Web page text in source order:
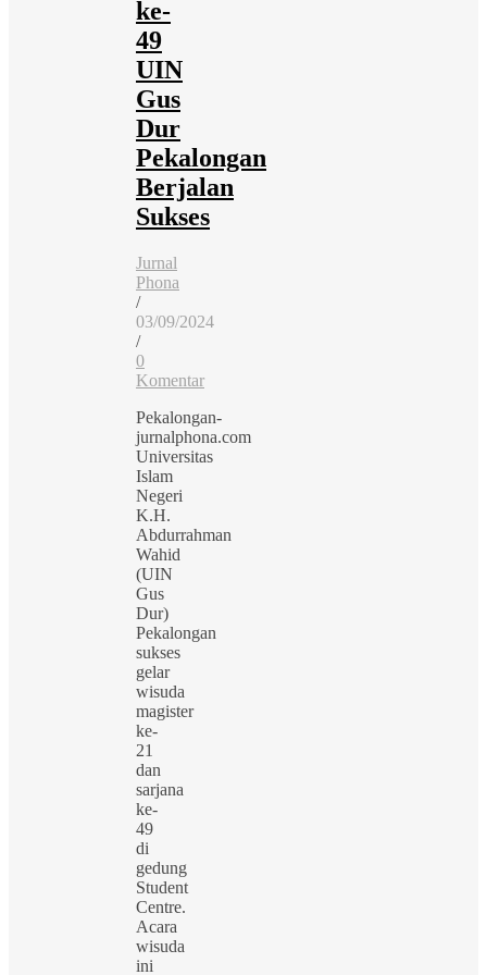
ke-
49
UIN
Gus
Dur
Pekalongan
Berjalan
Sukses
Jurnal
Phona
/
03/09/2024
/
0
Komentar
Pekalongan-
jurnalphona.com
Universitas
Islam
Negeri
K.H.
Abdurrahman
Wahid
(UIN
Gus
Dur)
Pekalongan
sukses
gelar
wisuda
magister
ke-
21
dan
sarjana
ke-
49
di
gedung
Student
Centre.
Acara
wisuda
ini